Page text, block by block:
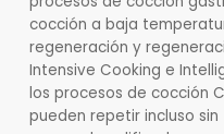
cocción a baja
regeneración y
Intensive Cooking e
los procesos de cocción
pueden repetir incluso sin